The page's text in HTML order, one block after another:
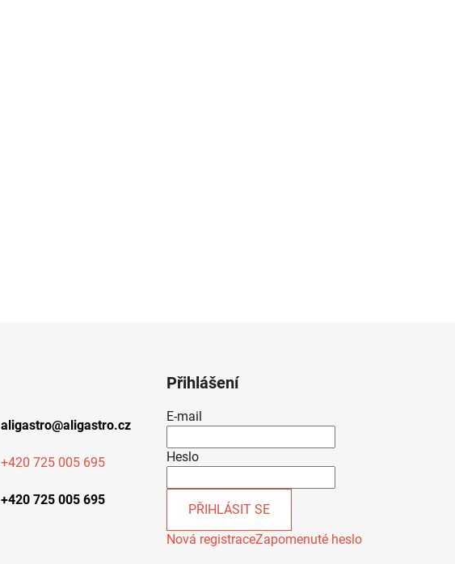
aligastro@aligastro.cz
+420 725 005 695
+420 725 005 695
Přihlášení
E-mail
Heslo
PŘIHLÁSIT SE
Nová registraceZapomenuté heslo